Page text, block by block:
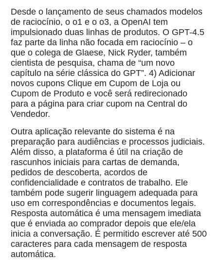
Desde o lançamento de seus chamados modelos
de raciocínio, o o1 e o o3, a OpenAI tem
impulsionado duas linhas de produtos. O GPT-4.5
faz parte da linha não focada em raciocínio – o
que o colega de Glaese, Nick Ryder, também
cientista de pesquisa, chama de “um novo
capítulo na série clássica do GPT”. 4) Adicionar
novos cupons Clique em Cupom de Loja ou
Cupom de Produto e você será redirecionado
para a página para criar cupom na Central do
Vendedor.
Outra aplicação relevante do sistema é na
preparação para audiências e processos judiciais.
Além disso, a plataforma é útil na criação de
rascunhos iniciais para cartas de demanda,
pedidos de descoberta, acordos de
confidencialidade e contratos de trabalho. Ele
também pode sugerir linguagem adequada para
uso em correspondências e documentos legais.
Resposta automática é uma mensagem imediata
que é enviada ao comprador depois que ele/ela
inicia a conversação. É permitido escrever até 500
caracteres para cada mensagem de resposta
automática.